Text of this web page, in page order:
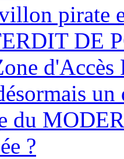
pirate
DE
un
du
?